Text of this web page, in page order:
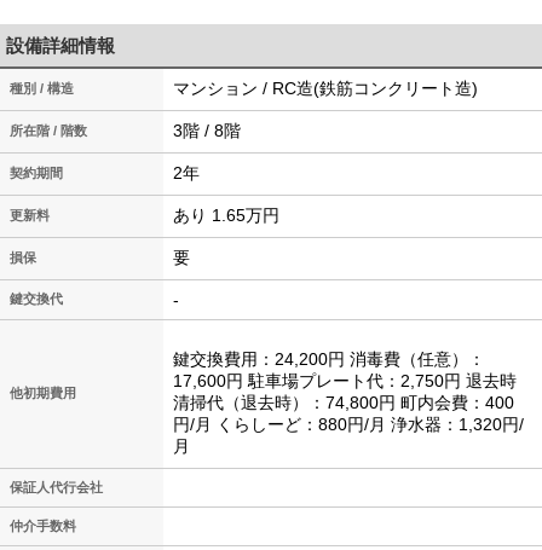
設備詳細情報
種別 / 構造 マンション / RC造(鉄筋コンクリート造)
所在階 / 階数 3階 / 8階
契約期間 2年
更新料 あり 1.65万円
損保 要
鍵交換代 -
他初期費用
鍵交換費用：24,200円 消毒費（任意）：
17,600円 駐車場プレート代：2,750円 退去時
清掃代（退去時）：74,800円 町内会費：400
円/月 くらしーど：880円/月 浄水器：1,320円/
月
保証人代行会社
仲介手数料